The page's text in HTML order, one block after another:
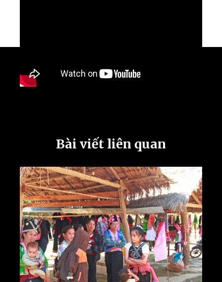
Bài viết liên quan